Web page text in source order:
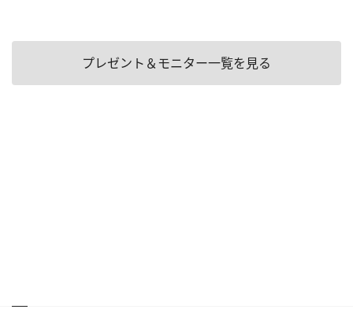
プレゼント＆モニター一覧を見る